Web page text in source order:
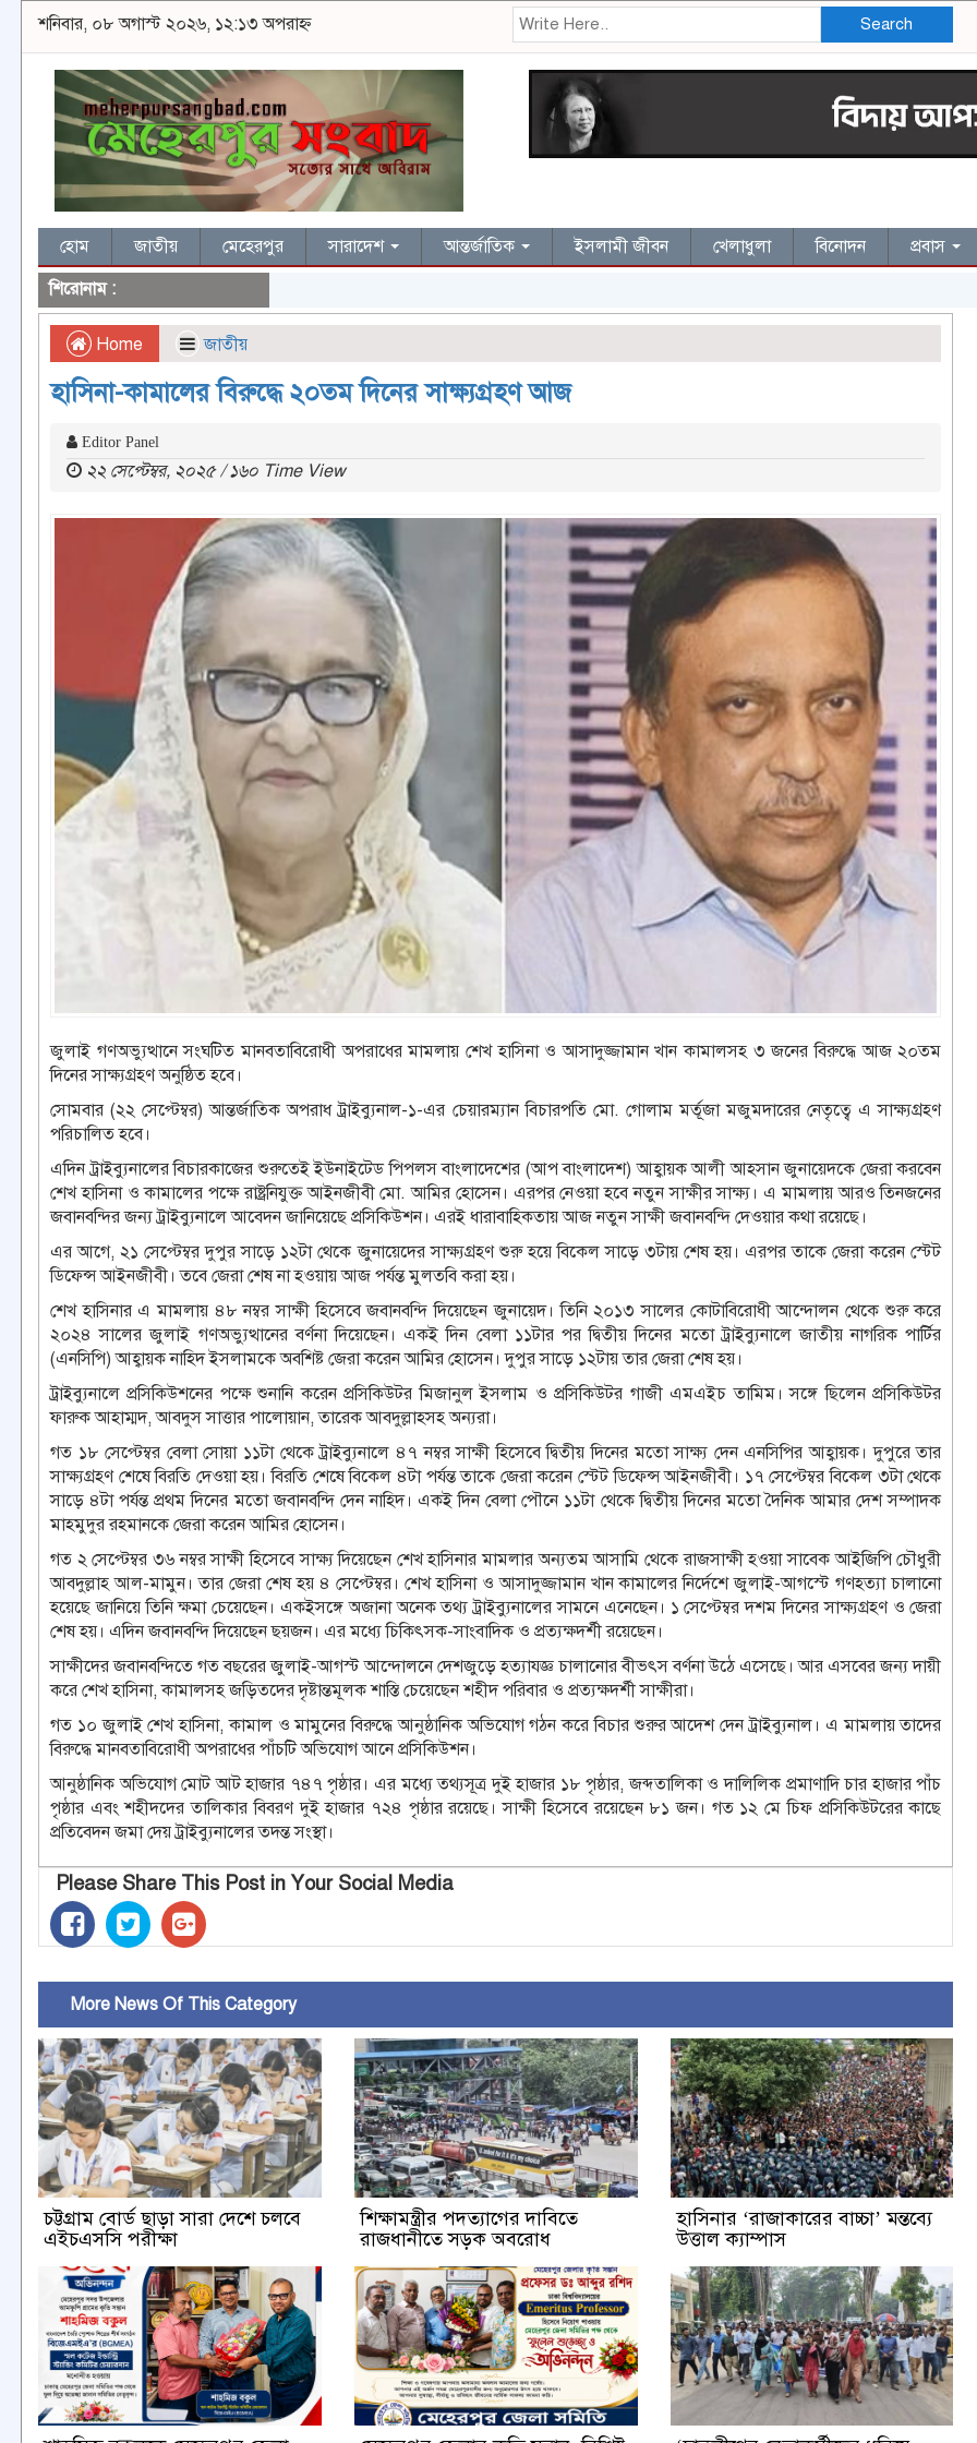
শনিবার, ০৮ অগাস্ট ২০২৬, ১২:১৩ অপরাহ্ন Search
হোম জাতীয় মেহেরপুর সারাদেশ আন্তর্জাতিক ইসলামী জীবন খেলাধুলা বিনোদন প্রবাস
শিরোনাম :
Home জাতীয়
হাসিনা-কামালের বিরুদ্ধে ২০তম দিনের সাক্ষ্যগ্রহণ আজ
Editor Panel
২২ সেপ্টেম্বর, ২০২৫ / ১৬০ Time View
জুলাই গণঅভ্যুত্থানে সংঘটিত মানবতাবিরোধী অপরাধের মামলায় শেখ হাসিনা ও আসাদুজ্জামান খান কামালসহ ৩ জনের বিরুদ্ধে আজ ২০তম
দিনের সাক্ষ্যগ্রহণ অনুষ্ঠিত হবে।
সোমবার (২২ সেপ্টেম্বর) আন্তর্জাতিক অপরাধ ট্রাইব্যুনাল-১-এর চেয়ারম্যান বিচারপতি মো. গোলাম মর্তূজা মজুমদারের নেতৃত্বে এ সাক্ষ্যগ্রহণ
পরিচালিত হবে।
এদিন ট্রাইব্যুনালের বিচারকাজের শুরুতেই ইউনাইটেড পিপলস বাংলাদেশের (আপ বাংলাদেশ) আহ্বায়ক আলী আহসান জুনায়েদকে জেরা করবেন
শেখ হাসিনা ও কামালের পক্ষে রাষ্ট্রনিযুক্ত আইনজীবী মো. আমির হোসেন। এরপর নেওয়া হবে নতুন সাক্ষীর সাক্ষ্য। এ মামলায় আরও তিনজনের
জবানবন্দির জন্য ট্রাইব্যুনালে আবেদন জানিয়েছে প্রসিকিউশন। এরই ধারাবাহিকতায় আজ নতুন সাক্ষী জবানবন্দি দেওয়ার কথা রয়েছে।
এর আগে, ২১ সেপ্টেম্বর দুপুর সাড়ে ১২টা থেকে জুনায়েদের সাক্ষ্যগ্রহণ শুরু হয়ে বিকেল সাড়ে ৩টায় শেষ হয়। এরপর তাকে জেরা করেন স্টেট
ডিফেন্স আইনজীবী। তবে জেরা শেষ না হওয়ায় আজ পর্যন্ত মুলতবি করা হয়।
শেখ হাসিনার এ মামলায় ৪৮ নম্বর সাক্ষী হিসেবে জবানবন্দি দিয়েছেন জুনায়েদ। তিনি ২০১৩ সালের কোটাবিরোধী আন্দোলন থেকে শুরু করে
২০২৪ সালের জুলাই গণঅভ্যুত্থানের বর্ণনা দিয়েছেন। একই দিন বেলা ১১টার পর দ্বিতীয় দিনের মতো ট্রাইব্যুনালে জাতীয় নাগরিক পার্টির
(এনসিপি) আহ্বায়ক নাহিদ ইসলামকে অবশিষ্ট জেরা করেন আমির হোসেন। দুপুর সাড়ে ১২টায় তার জেরা শেষ হয়।
ট্রাইব্যুনালে প্রসিকিউশনের পক্ষে শুনানি করেন প্রসিকিউটর মিজানুল ইসলাম ও প্রসিকিউটর গাজী এমএইচ তামিম। সঙ্গে ছিলেন প্রসিকিউটর
ফারুক আহাম্মদ, আবদুস সাত্তার পালোয়ান, তারেক আবদুল্লাহসহ অন্যরা।
গত ১৮ সেপ্টেম্বর বেলা সোয়া ১১টা থেকে ট্রাইব্যুনালে ৪৭ নম্বর সাক্ষী হিসেবে দ্বিতীয় দিনের মতো সাক্ষ্য দেন এনসিপির আহ্বায়ক। দুপুরে তার
সাক্ষ্যগ্রহণ শেষে বিরতি দেওয়া হয়। বিরতি শেষে বিকেল ৪টা পর্যন্ত তাকে জেরা করেন স্টেট ডিফেন্স আইনজীবী। ১৭ সেপ্টেম্বর বিকেল ৩টা থেকে
সাড়ে ৪টা পর্যন্ত প্রথম দিনের মতো জবানবন্দি দেন নাহিদ। একই দিন বেলা পৌনে ১১টা থেকে দ্বিতীয় দিনের মতো দৈনিক আমার দেশ সম্পাদক
মাহমুদুর রহমানকে জেরা করেন আমির হোসেন।
গত ২ সেপ্টেম্বর ৩৬ নম্বর সাক্ষী হিসেবে সাক্ষ্য দিয়েছেন শেখ হাসিনার মামলার অন্যতম আসামি থেকে রাজসাক্ষী হওয়া সাবেক আইজিপি চৌধুরী
আবদুল্লাহ আল-মামুন। তার জেরা শেষ হয় ৪ সেপ্টেম্বর। শেখ হাসিনা ও আসাদুজ্জামান খান কামালের নির্দেশে জুলাই-আগস্টে গণহত্যা চালানো
হয়েছে জানিয়ে তিনি ক্ষমা চেয়েছেন। একইসঙ্গে অজানা অনেক তথ্য ট্রাইব্যুনালের সামনে এনেছেন। ১ সেপ্টেম্বর দশম দিনের সাক্ষ্যগ্রহণ ও জেরা
শেষ হয়। এদিন জবানবন্দি দিয়েছেন ছয়জন। এর মধ্যে চিকিৎসক-সাংবাদিক ও প্রত্যক্ষদর্শী রয়েছেন।
সাক্ষীদের জবানবন্দিতে গত বছরের জুলাই-আগস্ট আন্দোলনে দেশজুড়ে হত্যাযজ্ঞ চালানোর বীভৎস বর্ণনা উঠে এসেছে। আর এসবের জন্য দায়ী
করে শেখ হাসিনা, কামালসহ জড়িতদের দৃষ্টান্তমূলক শাস্তি চেয়েছেন শহীদ পরিবার ও প্রত্যক্ষদর্শী সাক্ষীরা।
গত ১০ জুলাই শেখ হাসিনা, কামাল ও মামুনের বিরুদ্ধে আনুষ্ঠানিক অভিযোগ গঠন করে বিচার শুরুর আদেশ দেন ট্রাইব্যুনাল। এ মামলায় তাদের
বিরুদ্ধে মানবতাবিরোধী অপরাধের পাঁচটি অভিযোগ আনে প্রসিকিউশন।
আনুষ্ঠানিক অভিযোগ মোট আট হাজার ৭৪৭ পৃষ্ঠার। এর মধ্যে তথ্যসূত্র দুই হাজার ১৮ পৃষ্ঠার, জব্দতালিকা ও দালিলিক প্রমাণাদি চার হাজার পাঁচ
পৃষ্ঠার এবং শহীদদের তালিকার বিবরণ দুই হাজার ৭২৪ পৃষ্ঠার রয়েছে। সাক্ষী হিসেবে রয়েছেন ৮১ জন। গত ১২ মে চিফ প্রসিকিউটরের কাছে
প্রতিবেদন জমা দেয় ট্রাইব্যুনালের তদন্ত সংস্থা।
Please Share This Post in Your Social Media
More News Of This Category
চট্টগ্রাম বোর্ড ছাড়া সারা দেশে চলবে
এইচএসসি পরীক্ষা
শিক্ষামন্ত্রীর পদত্যাগের দাবিতে
রাজধানীতে সড়ক অবরোধ
হাসিনার ‘রাজাকারের বাচ্চা’ মন্তব্যে
উত্তাল ক্যাম্পাস